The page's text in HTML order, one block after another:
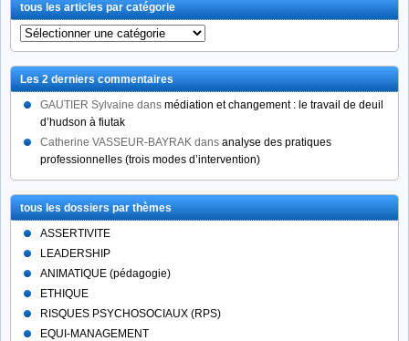
tous les articles par catégorie
tous
les
articles
par
catégorie
Les 2 derniers commentaires
GAUTIER Sylvaine dans médiation et changement : le travail de deuil
d’hudson à fiutak
Catherine VASSEUR-BAYRAK dans analyse des pratiques
professionnelles (trois modes d’intervention)
tous les dossiers par thèmes
ASSERTIVITE
LEADERSHIP
ANIMATIQUE (pédagogie)
ETHIQUE
RISQUES PSYCHOSOCIAUX (RPS)
EQUI-MANAGEMENT